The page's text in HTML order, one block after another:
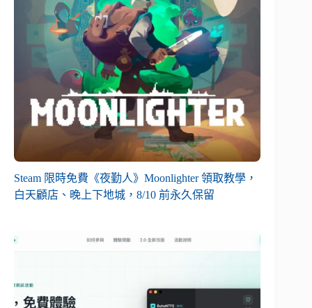
Steam 限時免費《夜勤人》Moonlighter 領取教學，
白天顧店、晚上下地城，8/10 前永久保留